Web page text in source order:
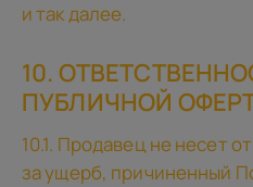
и так далее.
10.
ПУБЛИЧНОЙ
10.1. Продавец не несет
за ущерб, причиненный